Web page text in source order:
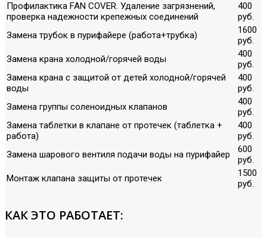
Профилактика FAN COVER. Удаление загрязнений,
проверка надежности крепежных соединений
400
руб.
Замена трубок в пурифайере (работа+трубка)
1600
руб.
Замена крана холодной/горячей воды
400
руб.
Замена крана с защитой от детей холодной/горячей
воды
400
руб.
Замена группы соленоидных клапанов
400
руб.
Замена таблетки в клапане от протечек (таблетка +
работа)
400
руб.
Замена шарового вентиля подачи воды на пурифайер
600
руб.
Монтаж клапана защиты от протечек
1500
руб.
КАК ЭТО РАБОТАЕТ: